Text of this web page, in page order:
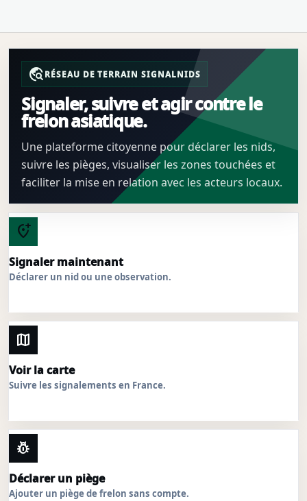
travel_exploreRÉSEAU DE TERRAIN SIGNALNIDS
Signaler, suivre et agir contre le
frelon asiatique.
Une plateforme citoyenne pour déclarer les nids,
suivre les pièges, visualiser les zones touchées et
faciliter la mise en relation avec les acteurs locaux.
add_location_alt
Signaler maintenant
Déclarer un nid ou une observation.
map
Voir la carte
Suivre les signalements en France.
pest_control
Déclarer un piège
Ajouter un piège de frelon sans compte.